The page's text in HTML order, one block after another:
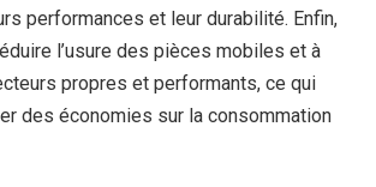
performances et leur durabilité. Enfin,
l’usure des pièces mobiles et à
propres et performants, ce qui
des économies sur la consommation